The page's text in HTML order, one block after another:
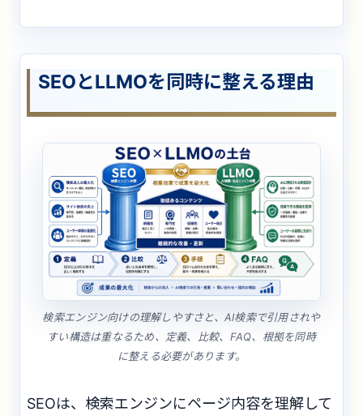
SEOとLLMOを同時に整える理由
検索エンジン向けの理解しやすさと、AI検索で引用されや
すい構造は重なるため、定義、比較、FAQ、根拠を同時
に整える必要があります。
SEOは、検索エンジンにページ内容を理解して